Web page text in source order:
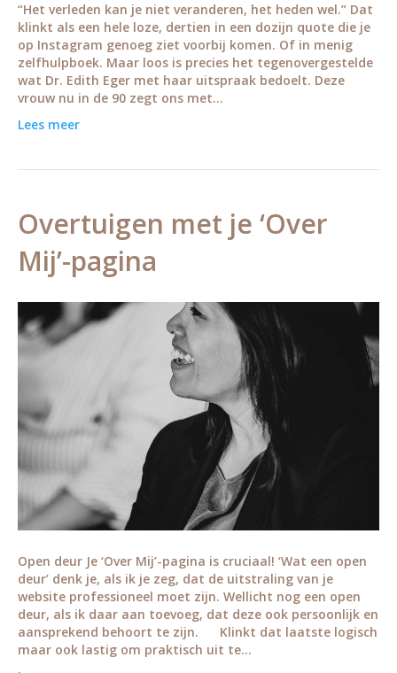
“Het verleden kan je niet veranderen, het heden wel.” Dat
klinkt als een hele loze, dertien in een dozijn quote die je
op Instagram genoeg ziet voorbij komen. Of in menig
zelfhulpboek. Maar loos is precies het tegenovergestelde
wat Dr. Edith Eger met haar uitspraak bedoelt. Deze
vrouw nu in de 90 zegt ons met…
Lees meer
Overtuigen met je ‘Over
Mij’-pagina
Open deur Je ‘Over Mij’-pagina is cruciaal! ‘Wat een open
deur’ denk je, als ik je zeg, dat de uitstraling van je
website professioneel moet zijn. Wellicht nog een open
deur, als ik daar aan toevoeg, dat deze ook persoonlijk en
aansprekend behoort te zijn.⠀⠀ Klinkt dat laatste logisch
maar ook lastig om praktisch uit te…